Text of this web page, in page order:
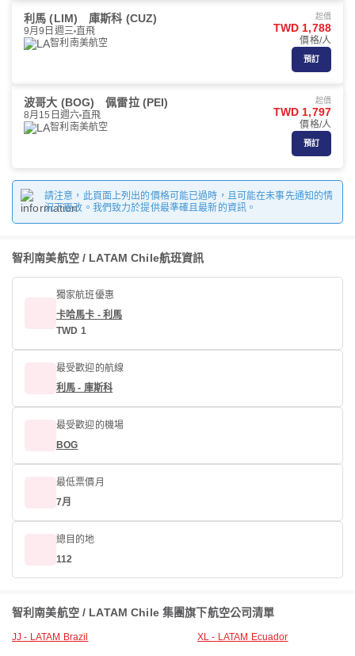
利馬 (LIM) 庫斯科 (CUZ)
9月9日週三 直飛
智利南美航空
起價
TWD 1,788
價格/人
預訂
波哥大 (BOG) 佩雷拉 (PEI)
8月15日週六 直飛
智利南美航空
起價
TWD 1,797
價格/人
預訂
請注意，此頁面上列出的價格可能已過時，且可能在未事先通知的情
況下更改。我們致力於提供最準確且最新的資訊。
智利南美航空 / LATAM Chile航班資訊
獨家航班優惠
卡哈馬卡 - 利馬
TWD 1
最受歡迎的航線
利馬 - 庫斯科
最受歡迎的機場
BOG
最低票價月
7月
總目的地
112
智利南美航空 / LATAM Chile 集團旗下航空公司清單
JJ - LATAM Brazil XL - LATAM Ecuador